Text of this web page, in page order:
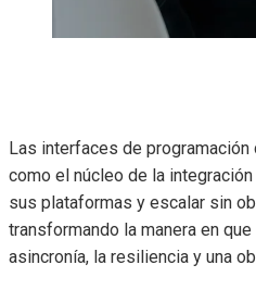
Las interfaces de
como el núcleo de la
sus plataformas y escalar sin
transformando la manera en
asincronía, la resiliencia y una